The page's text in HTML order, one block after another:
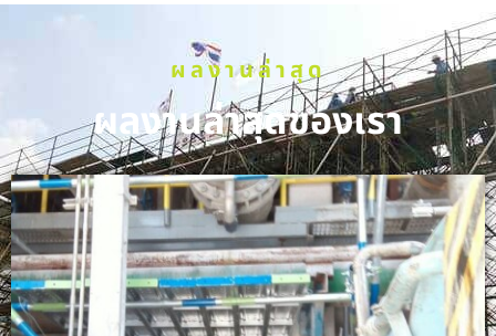
ผลงานล่าสุด
ผลงานล่าสุดของเรา